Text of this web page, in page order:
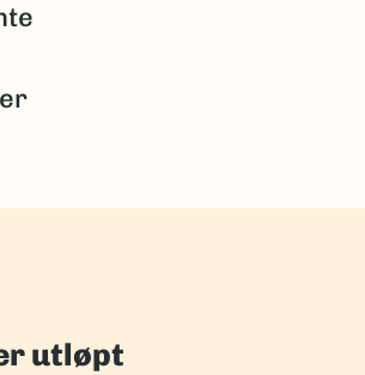
utløpt